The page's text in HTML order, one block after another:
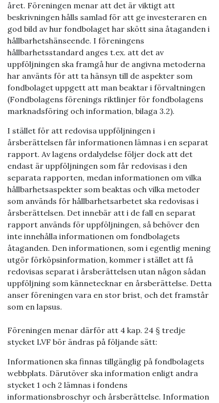
året. Föreningen menar att det är viktigt att
beskrivningen hålls samlad för att ge investeraren en
god bild av hur fondbolaget har skött sina åtaganden i
hållbarhetshänseende. I föreningens
hållbarhetsstandard anges t.ex. att det av
uppföljningen ska framgå hur de angivna metoderna
har använts för att ta hänsyn till de aspekter som
fondbolaget uppgett att man beaktar i förvaltningen
(Fondbolagens förenings riktlinjer för fondbolagens
marknadsföring och information, bilaga 3.2).
I stället för att redovisa uppföljningen i
årsberättelsen får informationen lämnas i en separat
rapport. Av lagens ordalydelse följer dock att det
endast är uppföljningen som får redovisas i den
separata rapporten, medan informationen om vilka
hållbarhetsaspekter som beaktas och vilka metoder
som används för hållbarhetsarbetet ska redovisas i
årsberättelsen. Det innebär att i de fall en separat
rapport används för uppföljningen, så behöver den
inte innehålla informationen om fondbolagets
åtaganden. Den informationen, som i egentlig mening
utgör förköpsinformation, kommer i stället att få
redovisas separat i årsberättelsen utan någon sådan
uppföljning som kännetecknar en årsberättelse. Detta
anser föreningen vara en stor brist, och det framstår
som en lapsus.
Föreningen menar därför att 4 kap. 24 § tredje
stycket LVF bör ändras på följande sätt:
Informationen ska finnas tillgänglig på fondbolagets
webbplats. Därutöver ska information enligt andra
stycket 1 och 2 lämnas i fondens
informationsbroschyr och årsberättelse. Information